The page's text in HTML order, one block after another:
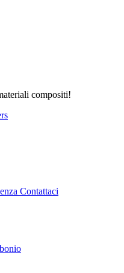
compositi!
Contattaci